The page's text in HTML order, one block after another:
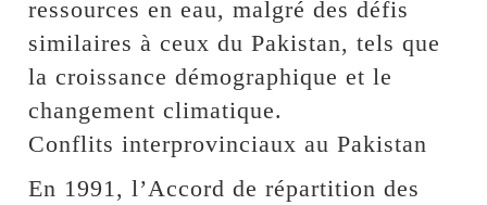
ressources en eau, malgré des défis
similaires à ceux du Pakistan, tels que
la croissance démographique et le
changement climatique.
Conflits interprovinciaux au Pakistan
En 1991, l’Accord de répartition des